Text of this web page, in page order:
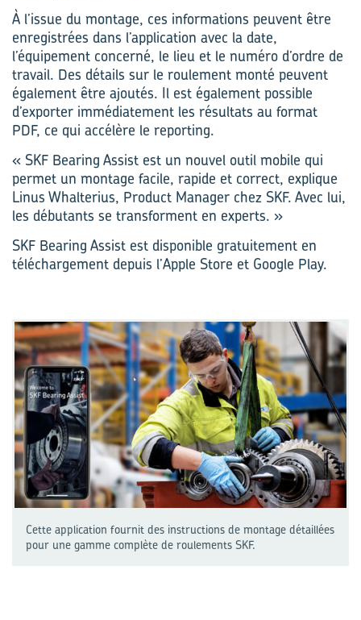
À l’issue du montage, ces informations peuvent être
enregistrées dans l’application avec la date,
l’équipement concerné, le lieu et le numéro d’ordre de
travail. Des détails sur le roulement monté peuvent
également être ajoutés. Il est également possible
d’exporter immédiatement les résultats au format
PDF, ce qui accélère le reporting.
« SKF Bearing Assist est un nouvel outil mobile qui
permet un montage facile, rapide et correct, explique
Linus Whalterius, Product Manager chez SKF. Avec lui,
les débutants se transforment en experts. »
SKF Bearing Assist est disponible gratuitement en
téléchargement depuis l’Apple Store et Google Play.
Cette application fournit des instructions de montage détaillées
pour une gamme complète de roulements SKF.